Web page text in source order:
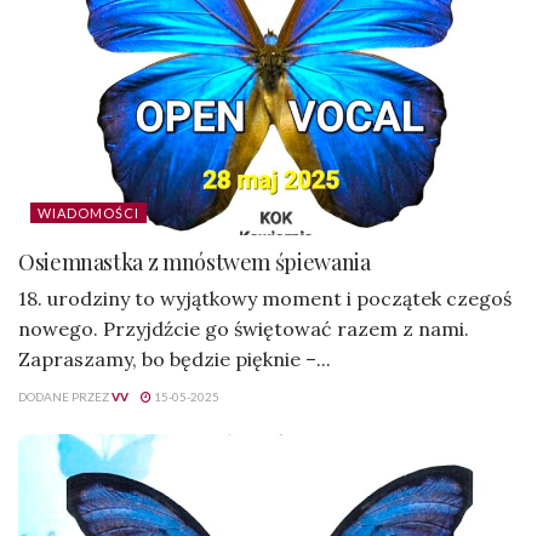
WIADOMOŚCI
Osiemnastka z mnóstwem śpiewania
18. urodziny to wyjątkowy moment i początek czegoś
nowego. Przyjdźcie go świętować razem z nami.
Zapraszamy, bo będzie pięknie –...
DODANE PRZEZVV 15-05-2025